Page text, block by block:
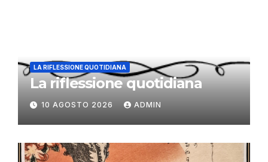
LA RIFLESSIONE QUOTIDIANA
La riflessione quotidiana
10 AGOSTO 2026 ADMIN